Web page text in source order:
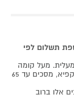
תשלום לפי
מעל קומה
ב' 40-50 ₪ למוצר לבן, 60-80 ₪ למקרר/מקפיא, מסכים עד 65
100 ₪ (במסכים אלו ברוב